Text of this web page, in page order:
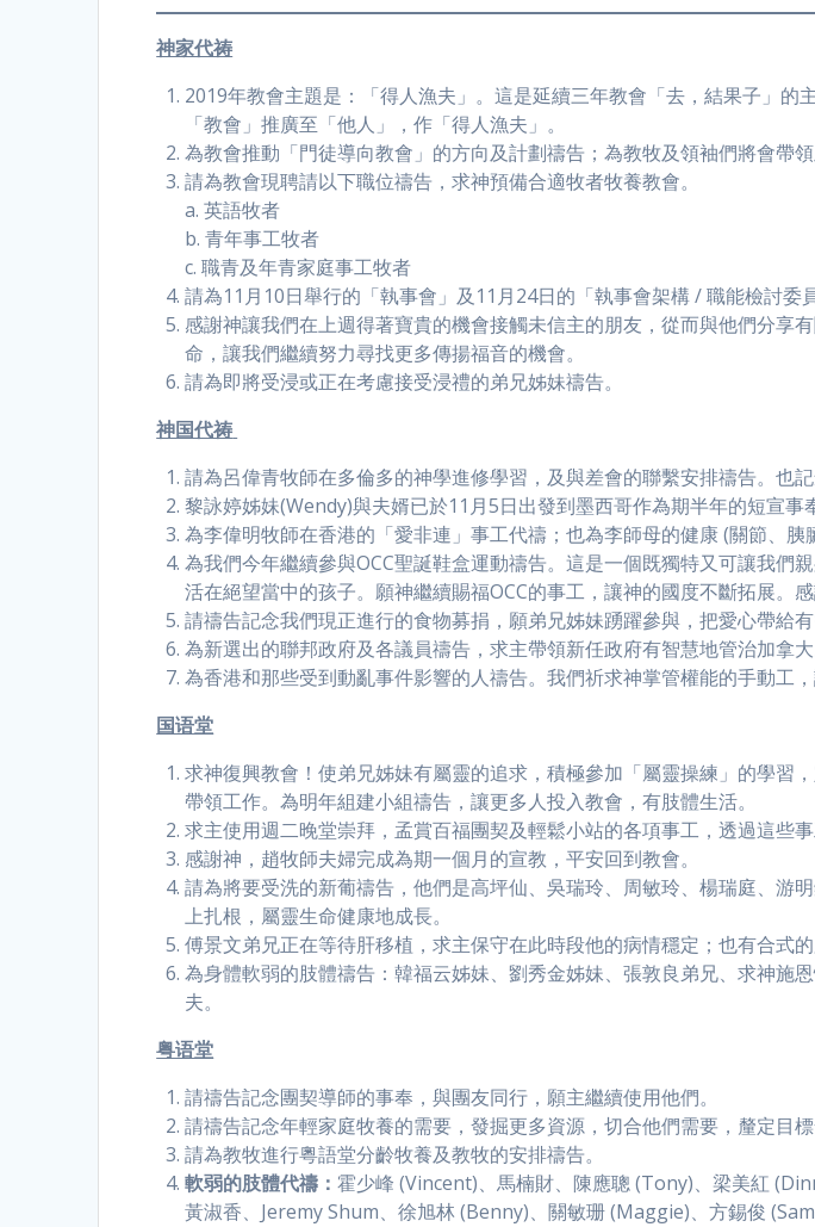
神家代祷
2019年教會主題是：「得人漁夫」。這是延續三年教會「去，結果子」
「教會」推廣至「他人」，作「得人漁夫」。
為教會推動「門徒導向教會」的方向及計劃禱告；為教牧及領袖們將會帶
請為教會現聘請以下職位禱告，求神預備合適牧者牧養教會。
a. 英語牧者
b. 青年事工牧者
c. 職青及年青家庭事工牧者
請為11月10日舉行的「執事會」及11月24日的「執事會架構 / 職能檢討委
感謝神讓我們在上週得著寶貴的機會接觸未信主的朋友，從而與他們分享
命，讓我們繼續努力尋找更多傳揚福音的機會。
請為即將受浸或正在考慮接受浸禮的弟兄姊妹禱告。
神国代祷
請為呂偉青牧師在多倫多的神學進修學習，及與差會的聯繫安排禱告。也
黎詠婷姊妹(Wendy)與夫婿已於11月5日出發到墨西哥作為期半年的短宣事
為李偉明牧師在香港的「愛非連」事工代禱；也為李師母的健康 (關節、胰
為我們今年繼續參與OCC聖誕鞋盒運動禱告。這是一個既獨特又可讓我
活在絕望當中的孩子。願神繼續賜福OCC的事工，讓神的國度不斷拓展。
請禱告記念我們現正進行的食物募捐，願弟兄姊妹踴躍參與，把愛心帶給有
為新選出的聯邦政府及各議員禱告，求主帶領新任政府有智慧地管治加拿大
為香港和那些受到動亂事件影響的人禱告。我們祈求神掌管權能的手動工
国语堂
求神復興教會！使弟兄姊妹有屬靈的追求，積極參加「屬靈操練」的學習
帶領工作。為明年組建小組禱告，讓更多人投入教會，有肢體生活。
求主使用週二晚堂崇拜，孟賞百福團契及輕鬆小站的各項事工，透過這些
感謝神，趙牧師夫婦完成為期一個月的宣教，平安回到教會。
請為將要受洗的新葡禱告，他們是高坪仙、吳瑞玲、周敏玲、楊瑞庭、游
上扎根，屬靈生命健康地成長。
傅景文弟兄正在等待肝移植，求主保守在此時段他的病情穩定；也有合式
為身體軟弱的肢體禱告：韓福云姊妹、劉秀金姊妹、張敦良弟兄、求神施
夫。
粤语堂
請禱告記念團契導師的事奉，與團友同行，願主繼續使用他們。
請禱告記念年輕家庭牧養的需要，發掘更多資源，切合他們需要，釐定目標
請為教牧進行粵語堂分齡牧養及教牧的安排禱告。
軟弱的肢體代禱：霍少峰 (Vincent)、馬楠財、陳應聰 (Tony)、梁美紅
黃淑香、Jeremy Shum、徐旭林 (Benny)、關敏珊 (Maggie)、方錫俊